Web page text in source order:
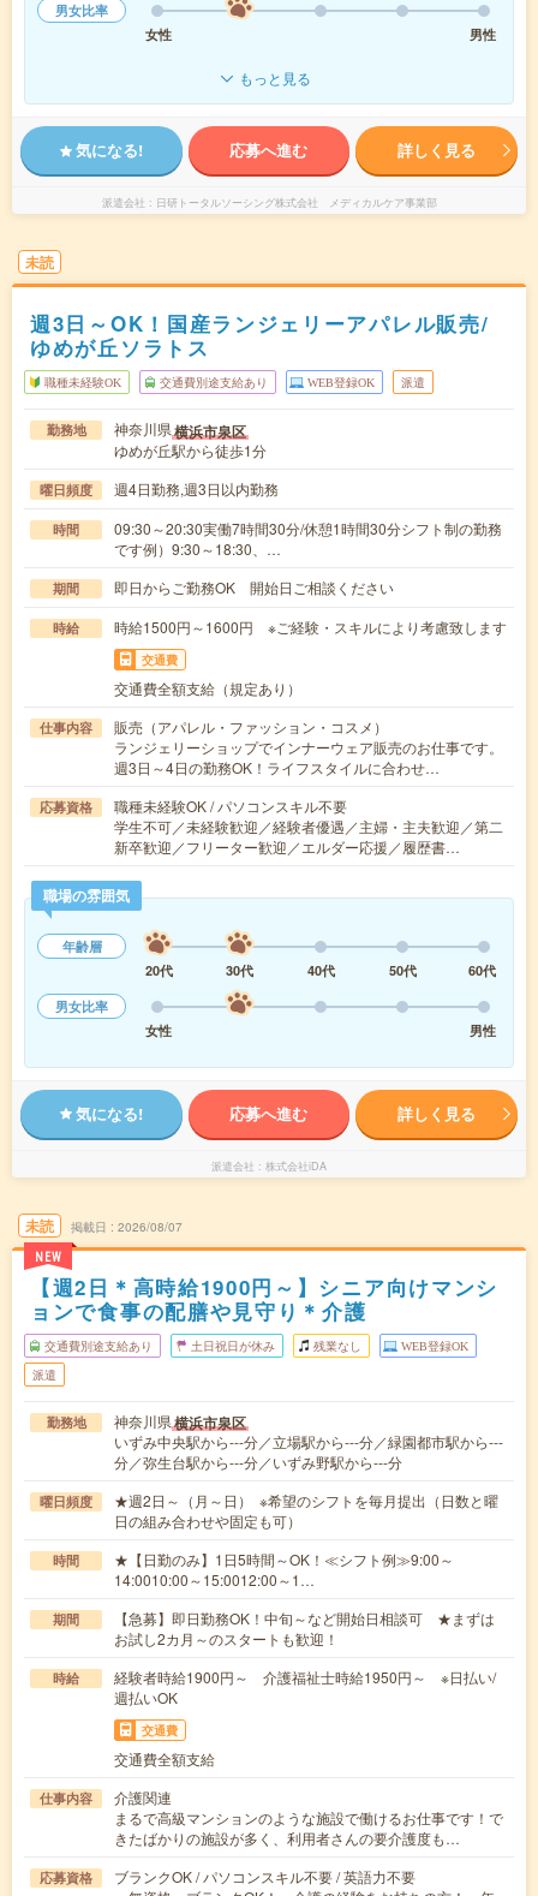
男女比率
女性
男性
もっと見る
気になる! 応募へ進む 詳しく見る
派遣会社 日研トータルソーシング株式会社 メディカルケア事業部
未読
週3日～OK！国産ランジェリーアパレル販売/
ゆめが丘ソラトス
職種未経験OK 交通費別途支給あり WEB登録OK 派遣
勤務地 神奈川県横浜市泉区
ゆめが丘駅から徒歩1分
曜日頻度 週4日勤務,週3日以内勤務
時間
09:30～20:30実働7時間30分/休憩1時間30分シフト制の勤務
です例）9:30～18:30、…
期間 即日からご勤務OK 開始日ご相談ください
時給 時給1500円～1600円 ※ご経験・スキルにより考慮致します
交通費
交通費全額支給（規定あり）
仕事内容
販売（アパレル・ファッション・コスメ）
ランジェリーショップでインナーウェア販売のお仕事です。
週3日～4日の勤務OK！ライフスタイルに合わせ…
応募資格
職種未経験OK / パソコンスキル不要
学生不可／未経験歓迎／経験者優遇／主婦・主夫歓迎／第二
新卒歓迎／フリーター歓迎／エルダー応援／履歴書…
職場の雰囲気
年齢層
20代
30代 40代 50代
60代
男女比率
女性
男性
気になる! 応募へ進む 詳しく見る
派遣会社 株式会社iDA
未読
NEW
掲載日 2026/08/07
【週2日＊高時給1900円～】シニア向けマンシ
ョンで食事の配膳や見守り＊介護
交通費別途支給あり 土日祝日が休み 残業なし WEB登録OK
派遣
勤務地 神奈川県横浜市泉区
いずみ中央駅から---分／立場駅から---分／緑園都市駅から---
分／弥生台駅から---分／いずみ野駅から---分
曜日頻度
★週2日～（月～日） ※希望のシフトを毎月提出（日数と曜
日の組み合わせや固定も可）
時間
★【日勤のみ】1日5時間～OK！≪シフト例≫9:00～
14:0010:00～15:0012:00～1…
期間
【急募】即日勤務OK！中旬～など開始日相談可 ★まずは
お試し2カ月～のスタートも歓迎！
時給
経験者時給1900円～ 介護福祉士時給1950円～ ※日払い/
週払いOK
交通費
交通費全額支給
仕事内容
介護関連
まるで高級マンションのような施設で働けるお仕事です！で
きたばかりの施設が多く、利用者さんの要介護度も…
応募資格
ブランクOK / パソコンスキル不要 / 英語力不要